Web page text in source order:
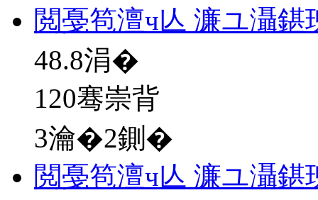
閲戞笣澶ч亾 濂ユ灄鍖
48.8涓�
120骞崇背
3瀹�2鍘�
閲戞笣澶ч亾 濂ユ灄鍖